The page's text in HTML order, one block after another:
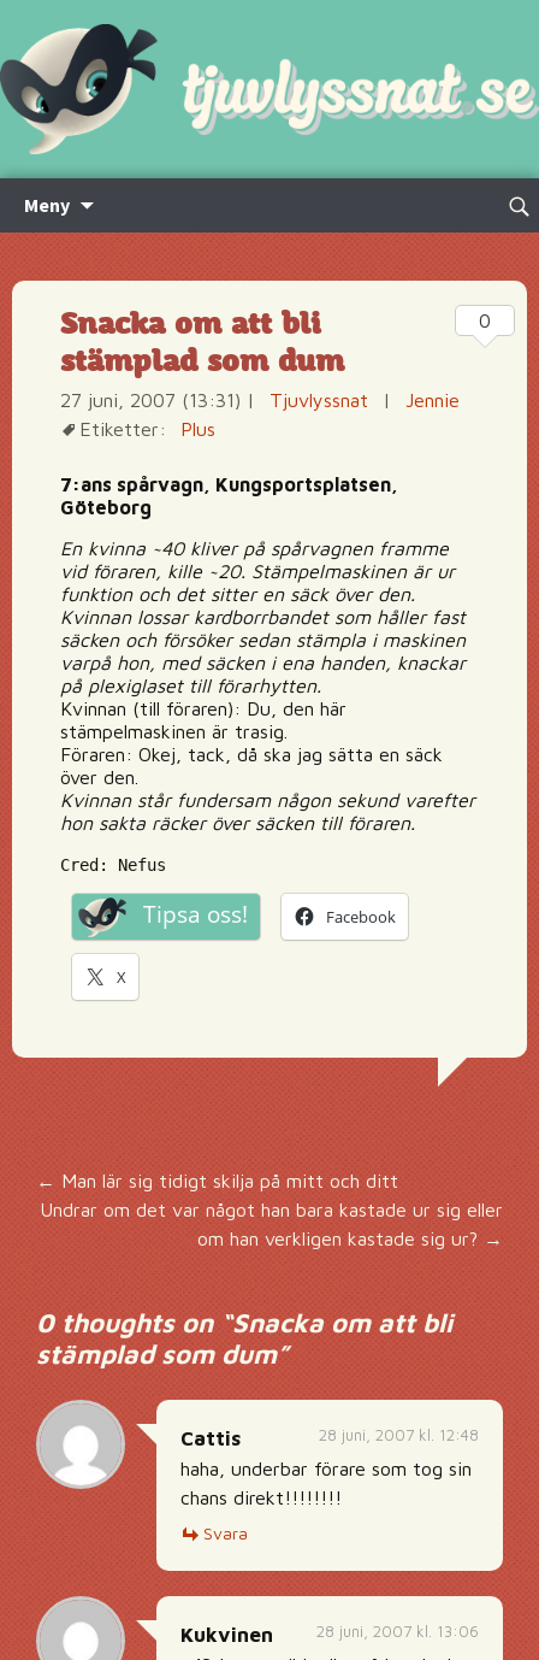
Meny
innehåll
Sök
Snacka om att bli
stämplad som dum
27 juni, 2007 (13:31) | Tjuvlyssnat |
Jennie
Etiketter:
Plus
7:ans spårvagn, Kungsportsplatsen,
Göteborg
En kvinna ~40 kliver på spårvagnen framme
vid föraren, kille ~20. Stämpelmaskinen är ur
funktion och det sitter en säck över den.
Kvinnan lossar kardborrbandet som håller fast
säcken och försöker sedan stämpla i maskinen
varpå hon, med säcken i ena handen, knackar
på plexiglaset till förarhytten.
Kvinnan (till föraren): Du, den här
stämpelmaskinen är trasig.
Föraren: Okej, tack, då ska jag sätta en säck
över den.
Kvinnan står fundersam någon sekund varefter
hon sakta räcker över säcken till föraren.
Cred: Nefus
Tipsa oss! Facebook
X
0
Inläggsnavigering
← Man lär sig tidigt skilja på mitt och ditt
Undrar om det var något han bara kastade ur sig eller
om han verkligen kastade sig ur?→
0 thoughts on “Snacka om att bli
stämplad som dum”
28 juni, 2007 kl. 12:48
Cattis
haha, underbar förare som tog sin
chans direkt!!!!!!!!
Svara
28 juni, 2007 kl. 13:06
Kukvinen